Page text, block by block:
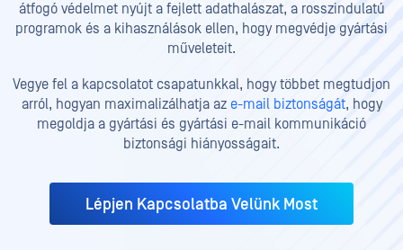
átfogó védelmet nyújt a fejlett adathalászat, a rosszindulatú
programok és a kihasználások ellen, hogy megvédje gyártási
műveleteit.
Vegye fel a kapcsolatot csapatunkkal, hogy többet megtudjon
arról, hogyan maximalizálhatja az e-mail biztonságát, hogy
megoldja a gyártási és gyártási e-mail kommunikáció
biztonsági hiányosságait.
Lépjen Kapcsolatba Velünk Most